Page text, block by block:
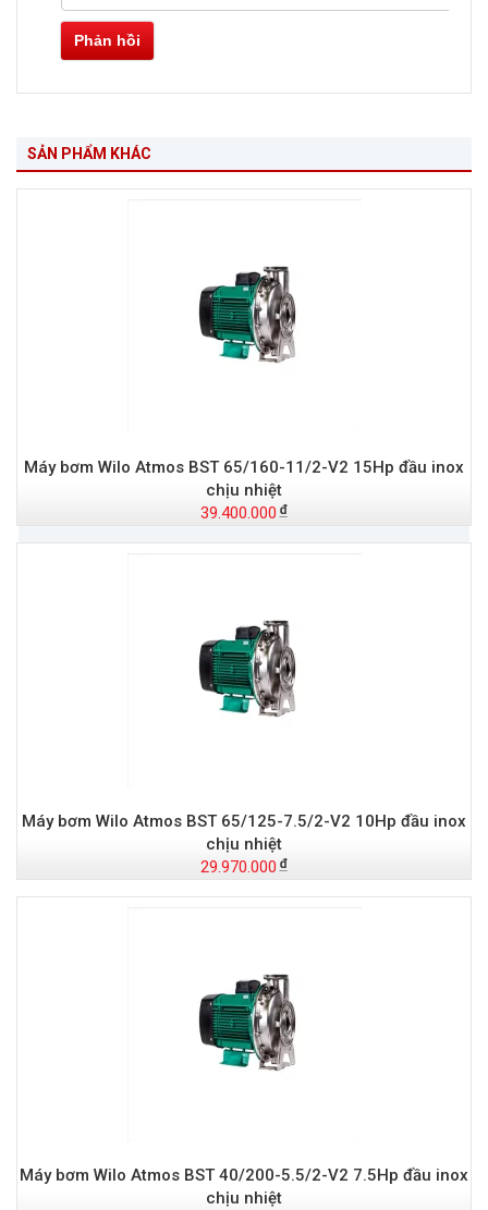
Phản hồi
SẢN PHẨM KHÁC
Máy bơm Wilo Atmos BST 65/160-11/2-V2 15Hp đầu inox
chịu nhiệt
39.400.000
Máy bơm Wilo Atmos BST 65/125-7.5/2-V2 10Hp đầu inox
chịu nhiệt
29.970.000
Máy bơm Wilo Atmos BST 40/200-5.5/2-V2 7.5Hp đầu inox
chịu nhiệt